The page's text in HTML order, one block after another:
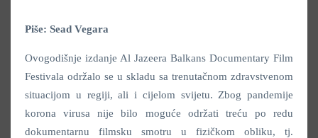
Piše: Sead Vegara
Ovogodišnje izdanje Al Jazeera Balkans Documentary Film
Festivala održalo se u skladu sa trenutačnom zdravstvenom
situacijom u regiji, ali i cijelom svijetu. Zbog pandemije
korona virusa nije bilo moguće održati treću po redu
dokumentarnu filmsku smotru u fizičkom obliku, tj.